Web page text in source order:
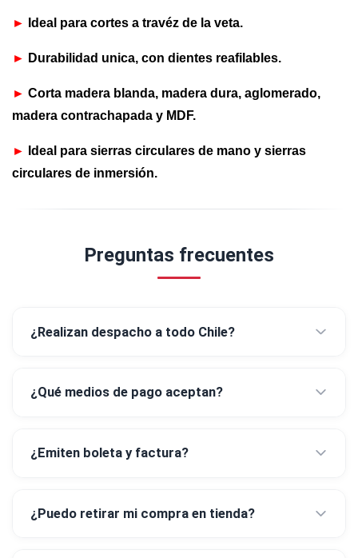
► Ideal para cortes a travéz de la veta.
► Durabilidad unica, con dientes reafilables.
► Corta madera blanda, madera dura, aglomerado,
madera contrachapada y MDF.
►
Ideal para sierras circulares de mano y sierras
circulares de inmersión.
Preguntas frecuentes
¿Realizan despacho a todo Chile?
¿Qué medios de pago aceptan?
¿Emiten boleta y factura?
¿Puedo retirar mi compra en tienda?